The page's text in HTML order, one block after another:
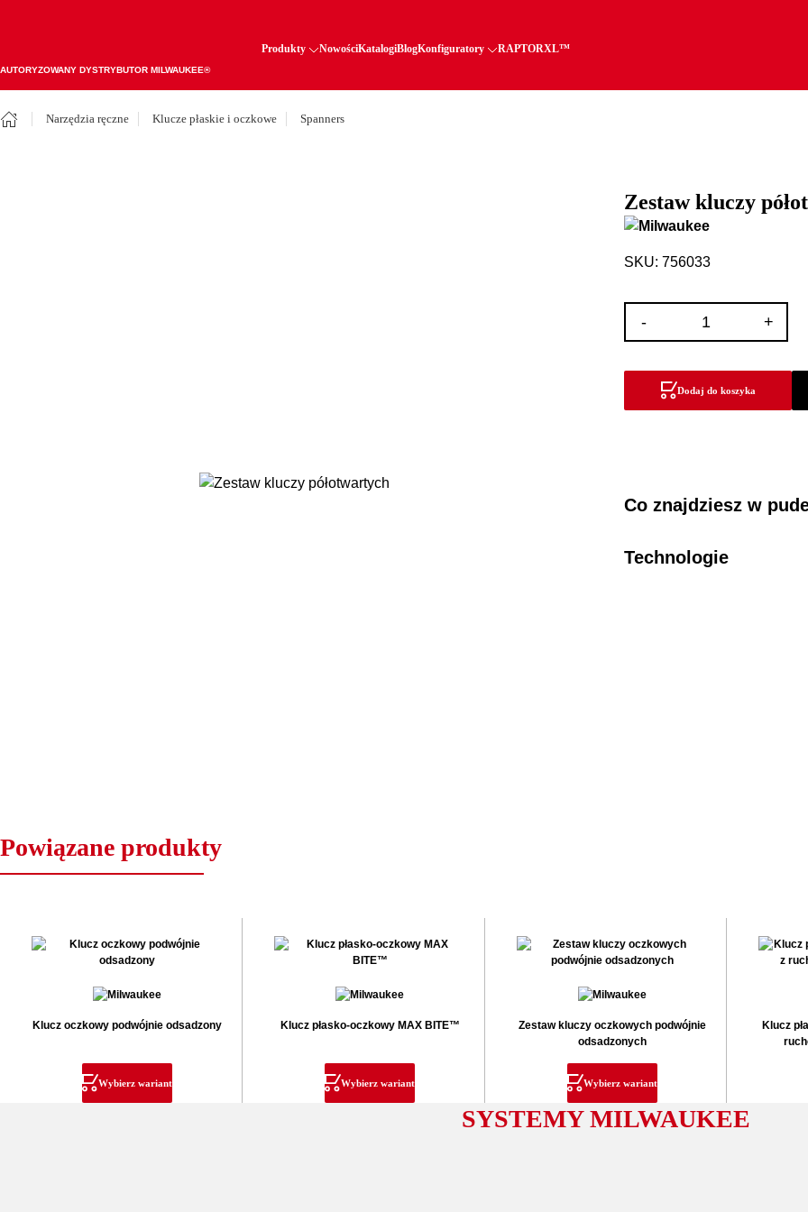
AUTORYZOWANY DYSTRYBUTOR MILWAUKEE®
Produkty NowościKatalogiBlogKonfiguratory RAPTORXL™
Narzędzia ręczne Klucze płaskie i oczkowe Spanners
Zestaw kluczy
SKU: 756033
-
półotwartych
+
Dodaj do koszyka
Co znajdziesz w
Technologie
Powiązane produkty
Klucz oczkowy podwójnie odsadzony
Wybierz wariant
Klucz płasko-oczkowy MAX BITE™
Wybierz wariant
Zestaw kluczy oczkowych podwójnie
odsadzonych
Wybierz wariant
Klucz
SYSTEMY MILWAUKEE